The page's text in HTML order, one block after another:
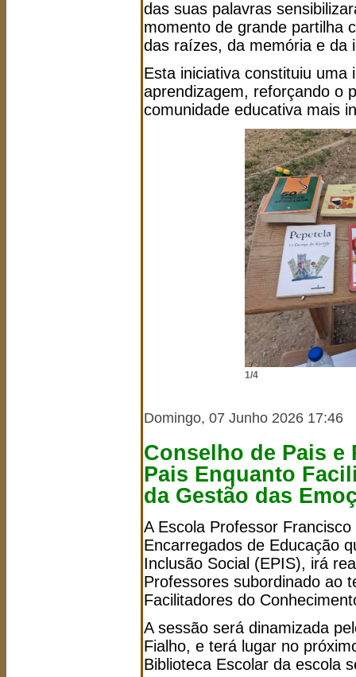
das suas palavras
momento de grande partilha
das raízes, da memória e da
Esta iniciativa constituiu
aprendizagem, reforçando o
comunidade educativa mais
1/4
Domingo, 07 Junho 2026 17:46
Conselho de Pais e
Pais Enquanto
da Gestão das
A Escola Professor
Encarregados de Educação
Inclusão Social (EPIS), irá
Professores subordinado ao
Facilitadores do
A sessão será dinamizada
Fialho, e terá lugar no
Biblioteca Escolar da escola